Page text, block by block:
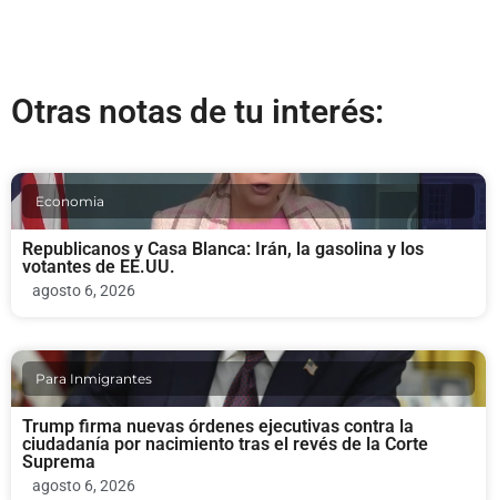
Otras notas de tu interés:
Economia
Republicanos y Casa Blanca: Irán, la gasolina y los
votantes de EE.UU.
agosto 6, 2026
Para Inmigrantes
Trump firma nuevas órdenes ejecutivas contra la
ciudadanía por nacimiento tras el revés de la Corte
Suprema
agosto 6, 2026